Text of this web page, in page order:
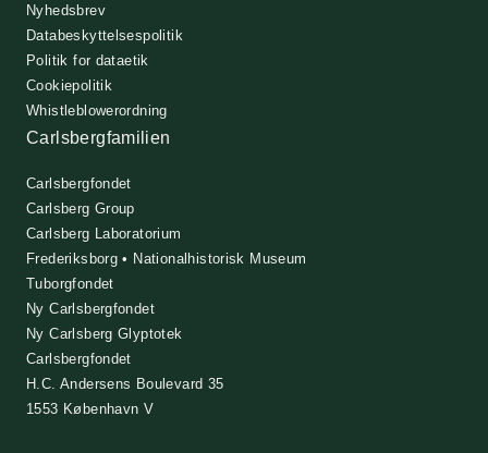
Nyhedsbrev
Databeskyttelsespolitik
Politik for dataetik
Cookiepolitik
Whistleblowerordning
Carlsbergfamilien
Carlsbergfondet
Carlsberg Group
Carlsberg Laboratorium
Frederiksborg • Nationalhistorisk Museum
Tuborgfondet
Ny Carlsbergfondet
Ny Carlsberg Glyptotek
Carlsbergfondet
H.C. Andersens Boulevard 35
1553 København V